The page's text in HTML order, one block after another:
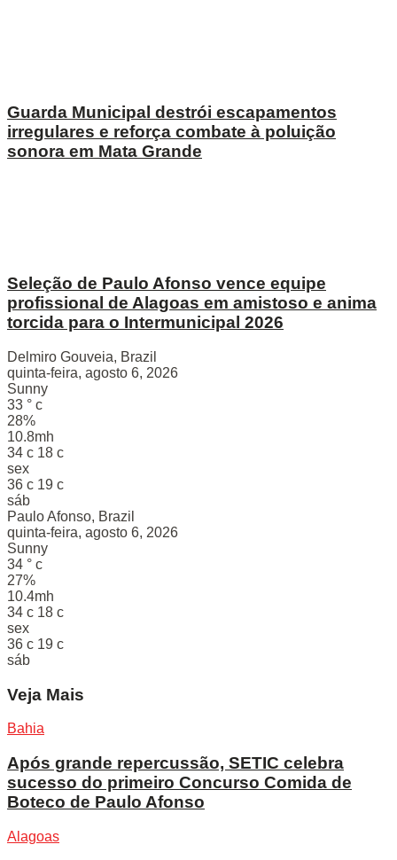
Guarda Municipal destrói escapamentos
irregulares e reforça combate à poluição
sonora em Mata Grande
Seleção de Paulo Afonso vence equipe
profissional de Alagoas em amistoso e anima
torcida para o Intermunicipal 2026
Delmiro Gouveia, Brazil
quinta-feira, agosto 6, 2026
Sunny
33 ° c
28%
10.8mh
34 c 18 c
sex
36 c 19 c
sáb
Paulo Afonso, Brazil
quinta-feira, agosto 6, 2026
Sunny
34 ° c
27%
10.4mh
34 c 18 c
sex
36 c 19 c
sáb
Veja Mais
Bahia
Após grande repercussão, SETIC celebra
sucesso do primeiro Concurso Comida de
Boteco de Paulo Afonso
Alagoas